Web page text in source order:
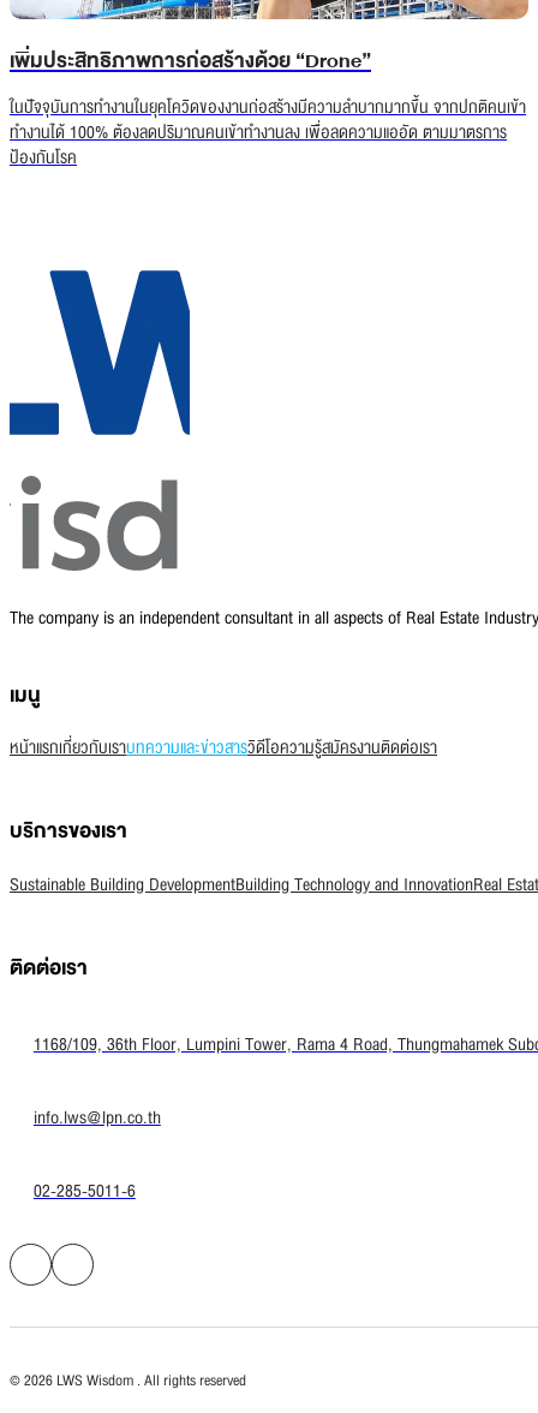
เพิ่มประสิทธิภาพการก่อสร้างด้วย “Drone”
ในปัจจุบันการทำงานในยุคโควิดของงานก่อสร้างมีความลำบากมากขึ้น จากปกติคนเข้า
ทำงานได้ 100% ต้องลดปริมาณคนเข้าทำงานลง เพื่อลดความแออัด ตามมาตรการ
ป้องกันโรค
The company is an independent consultant in all aspects of Real Estate
เมนู
หน้าแรกเกี่ยวกับเราบทความและข่าวสารวิดีโอความรู้สมัครงานติดต่อเรา
บริการของเรา
Sustainable Building DevelopmentBuilding Technology and InnovationReal
ติดต่อเรา
1168/109, 36th Floor, Lumpini Tower, Rama 4 Road, Thungmahamek
info.lws@lpn.co.th
02-285-5011-6
© 2026 LWS Wisdom . All rights reserved